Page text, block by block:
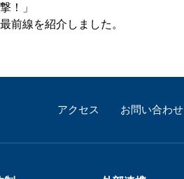
！」
前線を紹介しました。
アクセス お問い合わせ